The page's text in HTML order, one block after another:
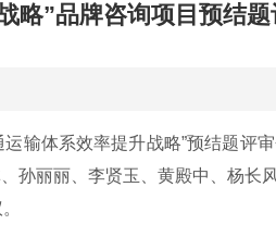
略”品牌咨询项目预结
体系效率提升战略”预结题评
孙丽丽、李贤玉、黄殿中、杨长